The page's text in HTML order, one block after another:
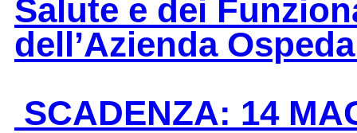
Salute e dei
dell’Azienda
SCADENZA: 14